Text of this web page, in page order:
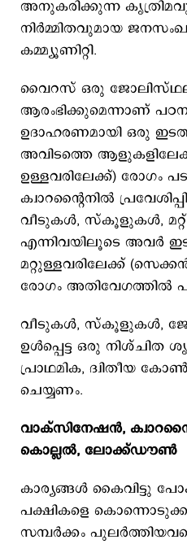
അനുകരിക്കുന്ന
നിർമ്മിതവുമായ
കമ്മ്യൂണിറ്റി.
വൈറസ് ഒരു
ആരംഭിക്കുമെന്നാണ്
ഉദാഹരണമായി ഒരു
അവിടത്തെ
ഉള്ളവരിലേക്ക്) രോ​ഗം
ക്വാറന്റൈനിൽ
വീടുകൾ, സ്കൂളുകൾ,
എന്നിവയിലൂടെ അവർ
മറ്റുള്ളവരിലേക്ക്
രോ​ഗം അതിവേ​ഗത്തിൽ
വീടുകൾ, സ്കൂളുകൾ,
ഉൾപ്പെട്ട ഒരു നിശ്ചിത
പ്രാഥമിക, ദ്വിതീയ
ചെയ്യണം.
വാക്സിനേഷൻ,
കൊല്ലൽ, ലോക്ക്ഡൗണ്‍
കാര്യങ്ങൾ കൈവിട്ടു
പക്ഷികളെ
സമ്പർക്കം